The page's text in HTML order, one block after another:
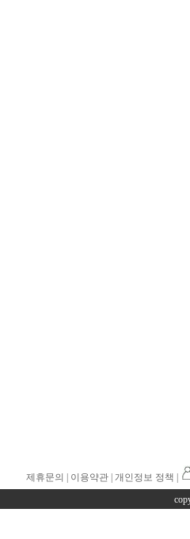
제휴문의 이용약관| 개인정보 정책 |